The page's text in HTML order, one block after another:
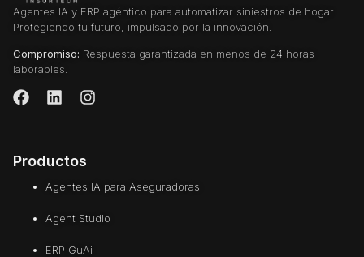
Agentes IA y ERP agéntico para automatizar siniestros de hogar.
Protegiendo tu futuro, impulsado por la innovación.
Compromiso: Respuesta garantizada en menos de 24 horas
laborables.
Productos
Agentes IA para Aseguradoras
Agent Studio
ERP GuAi